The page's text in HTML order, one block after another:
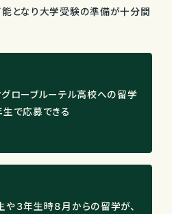
となり大学受験の準備が十分間
ローブルーテル高校への留学
で応募できる
３年生時８月からの留学が、